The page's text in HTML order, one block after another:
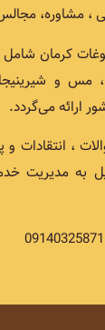
مشاوره،
کرمان شامل
مس و
ارائه می‌گردد.
، انتقادات و
به مدیریت